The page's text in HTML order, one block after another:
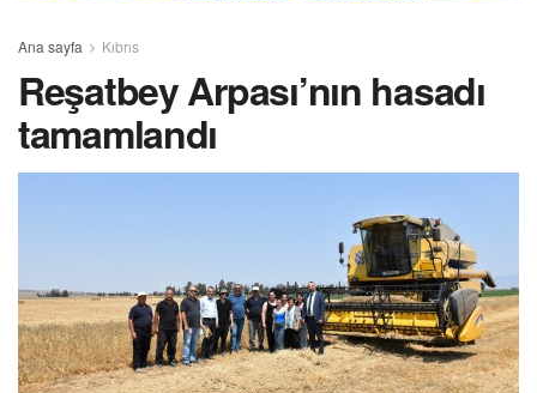
Ana sayfa Kıbrıs
Reşatbey Arpası’nın hasadı
tamamlandı